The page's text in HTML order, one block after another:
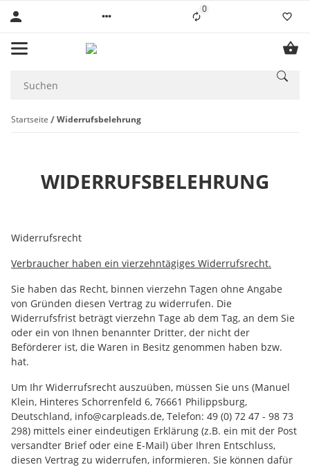
0Liste ist leer
Startseite Widerrufsbelehrung
WIDERRUFSBELEHRUNG
Widerrufsrecht
Verbraucher haben ein vierzehntägiges Widerrufsrecht.
Sie haben das Recht, binnen vierzehn Tagen ohne Angabe
von Gründen diesen Vertrag zu widerrufen. Die
Widerrufsfrist beträgt vierzehn Tage ab dem Tag, an dem Sie
oder ein von Ihnen benannter Dritter, der nicht der
Beförderer ist, die Waren in Besitz genommen haben bzw.
hat.
Um Ihr Widerrufsrecht auszuüben, müssen Sie uns (Manuel
Klein, Hinteres Schorrenfeld 6, 76661 Philippsburg,
Deutschland, info@carpleads.de, Telefon: 49 (0) 72 47 - 98 73
298) mittels einer eindeutigen Erklärung (z.B. ein mit der Post
versandter Brief oder eine E-Mail) über Ihren Entschluss,
diesen Vertrag zu widerrufen, informieren. Sie können dafür